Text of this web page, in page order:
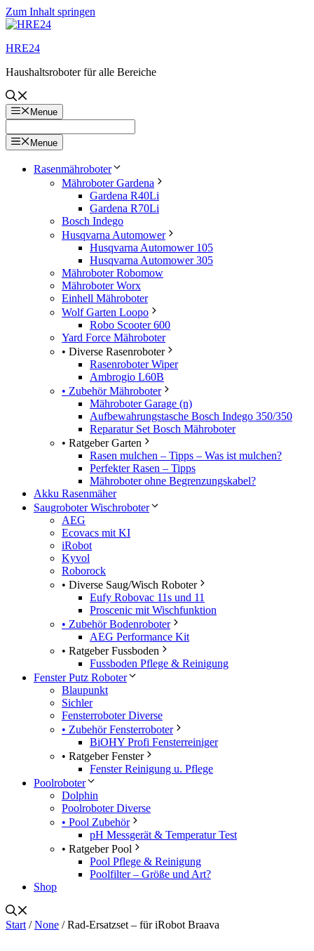
Zum Inhalt springen
HRE24
Haushaltsroboter für alle Bereiche
Menue
Menue
Rasenmähroboter
Mähroboter Gardena
Gardena R40Li
Gardena R70Li
Bosch Indego
Husqvarna Automower
Husqvarna Automower 105
Husqvarna Automower 305
Mähroboter Robomow
Mähroboter Worx
Einhell Mähroboter
Wolf Garten Loopo
Robo Scooter 600
Yard Force Mähroboter
• Diverse Rasenroboter
Rasenroboter Wiper
Ambrogio L60B
• Zubehör Mähroboter
Mähroboter Garage (n)
Aufbewahrungstasche Bosch Indego 350/350
Reparatur Set Bosch Mähroboter
• Ratgeber Garten
Rasen mulchen – Tipps – Was ist mulchen?
Perfekter Rasen – Tipps
Mähroboter ohne Begrenzungskabel?
Akku Rasenmäher
Saugroboter Wischroboter
AEG
Ecovacs mit KI
iRobot
Kyvol
Roborock
• Diverse Saug/Wisch Roboter
Eufy Robovac 11s und 11
Proscenic mit Wischfunktion
• Zubehör Bodenroboter
AEG Performance Kit
• Ratgeber Fussboden
Fussboden Pflege & Reinigung
Fenster Putz Roboter
Blaupunkt
Sichler
Fensterroboter Diverse
• Zubehör Fensterroboter
BiOHY Profi Fensterreiniger
• Ratgeber Fenster
Fenster Reinigung u. Pflege
Poolroboter
Dolphin
Poolroboter Diverse
• Pool Zubehör
pH Messgerät & Temperatur Test
• Ratgeber Pool
Pool Pflege & Reinigung
Poolfilter – Größe und Art?
Shop
Start /None / Rad-Ersatzset – für iRobot Braava